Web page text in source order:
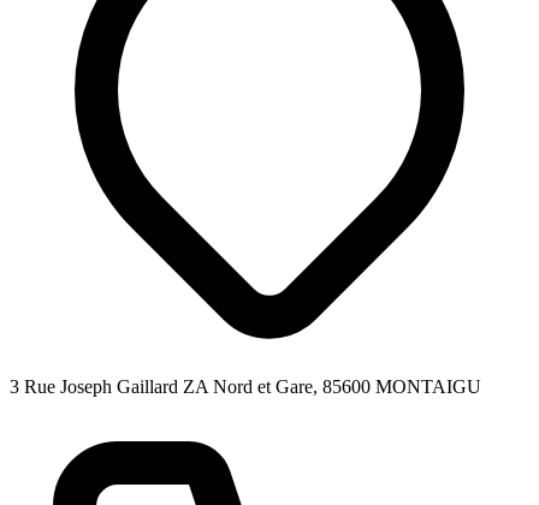
3 Rue Joseph Gaillard ZA Nord et Gare, 85600 MONTAIGU